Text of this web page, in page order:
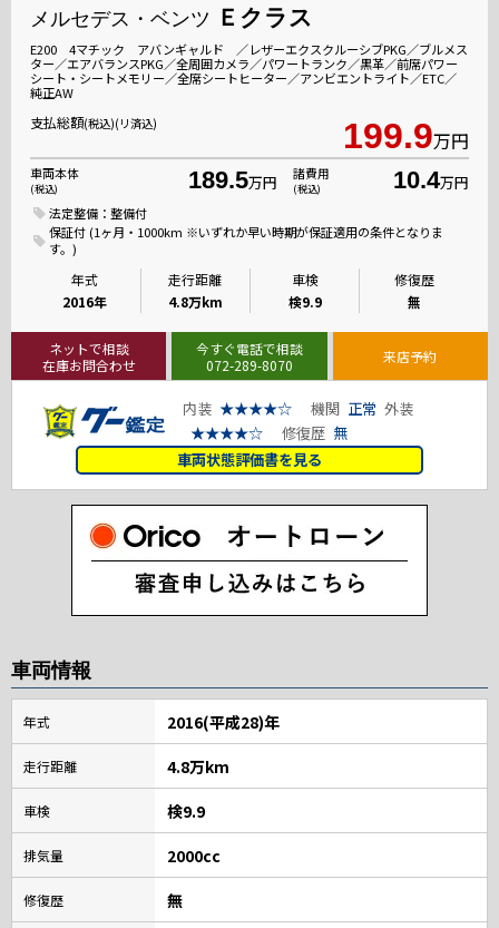
メルセデス・ベンツ Ｅクラス
E200 4マチック アバンギャルド ／レザーエクスクルーシブPKG／ブルメス
ター／エアバランスPKG／全周囲カメラ／パワートランク／黒革／前席パワー
シート・シートメモリー／全席シートヒーター／アンビエントライト／ETC／
純正AW
支払総額(税込)(リ済込) 199.9万円
車両本体
(税込) 189.5万円 諸費用
(税込) 10.4万円
法定整備：整備付
保証付 (1ヶ月・1000km ※いずれか早い時期が保証適用の条件となりま
す。)
年式
2016年
走行距離
4.8万km
車検
検9.9
修復歴
無
ネットで相談
在庫お問合わせ
今すぐ電話で相談
072-289-8070
来店予約
内装 ★★★★☆ 機関 正常 外装
★★★★☆
修復歴 無
車両状態評価書を見る
車両情報
年式 2016(平成28)年
走行距離 4.8万km
車検 検9.9
排気量 2000cc
修復歴 無